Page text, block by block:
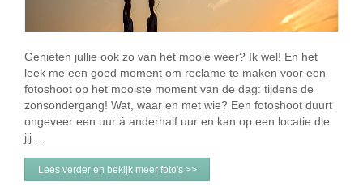
Genieten jullie ook zo van het mooie weer? Ik wel! En het
leek me een goed moment om reclame te maken voor een
fotoshoot op het mooiste moment van de dag: tijdens de
zonsondergang! Wat, waar en met wie? Een fotoshoot duurt
ongeveer een uur á anderhalf uur en kan op een locatie die
jij …
Lees verder en bekijk meer foto's >>